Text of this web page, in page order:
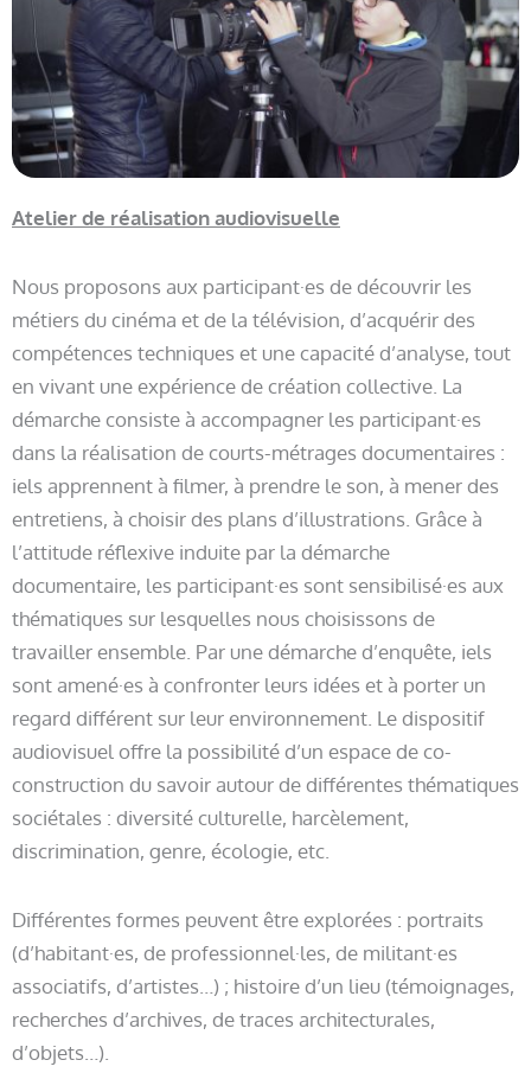
Atelier de réalisation audiovisuelle
Nous proposons aux participant·es de découvrir les
métiers du cinéma et de la télévision, d’acquérir des
compétences techniques et une capacité d’analyse, tout
en vivant une expérience de création collective. La
démarche consiste à accompagner les participant·es
dans la réalisation de courts-métrages documentaires :
iels apprennent à filmer, à prendre le son, à mener des
entretiens, à choisir des plans d’illustrations. Grâce à
l’attitude réflexive induite par la démarche
documentaire, les participant·es sont sensibilisé·es aux
thématiques sur lesquelles nous choisissons de
travailler ensemble. Par une démarche d’enquête, iels
sont amené·es à confronter leurs idées et à porter un
regard différent sur leur environnement. Le dispositif
audiovisuel offre la possibilité d’un espace de co-
construction du savoir autour de différentes thématiques
sociétales : diversité culturelle, harcèlement,
discrimination, genre, écologie, etc.
Différentes formes peuvent être explorées : portraits
(d’habitant·es, de professionnel·les, de militant·es
associatifs, d’artistes…) ; histoire d’un lieu (témoignages,
recherches d’archives, de traces architecturales,
d’objets…).